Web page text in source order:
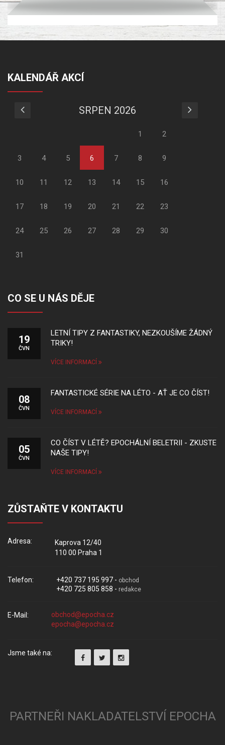
KALENDÁŘ AKCÍ
SRPEN 2026
1 2
3 4 5 6 7 8 9
10 11 12 13 14 15 16
17 18 19 20 21 22 23
24 25 26 27 28 29 30
31
CO SE U NÁS DĚJE
19
ČVN
LETNÍ TIPY Z FANTASTIKY, NEZKOUŠÍME ŽÁDNÝ
TRIKY!
VÍCE INFORMACÍ
08
ČVN
FANTASTICKÉ SÉRIE NA LÉTO - AŤ JE CO ČÍST!
VÍCE INFORMACÍ
05
ČVN
CO ČÍST V LÉTĚ? EPOCHÁLNÍ BELETRII - ZKUSTE
NAŠE TIPY!
VÍCE INFORMACÍ
ZŮSTAŇTE V KONTAKTU
Adresa:
Kaprova 12/40
110 00 Praha 1
Telefon: +420 737 195 997 - obchod
+420 725 805 858 - redakce
E-Mail:
Jsme také na:
PARTNEŘI NAKLADATELSTVÍ EPOCHA